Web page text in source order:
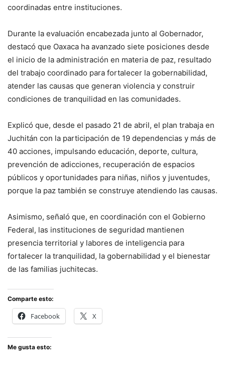
coordinadas entre instituciones.
Durante la evaluación encabezada junto al Gobernador,
destacó que Oaxaca ha avanzado siete posiciones desde
el inicio de la administración en materia de paz, resultado
del trabajo coordinado para fortalecer la gobernabilidad,
atender las causas que generan violencia y construir
condiciones de tranquilidad en las comunidades.
Explicó que, desde el pasado 21 de abril, el plan trabaja en
Juchitán con la participación de 19 dependencias y más de
40 acciones, impulsando educación, deporte, cultura,
prevención de adicciones, recuperación de espacios
públicos y oportunidades para niñas, niños y juventudes,
porque la paz también se construye atendiendo las causas.
Asimismo, señaló que, en coordinación con el Gobierno
Federal, las instituciones de seguridad mantienen
presencia territorial y labores de inteligencia para
fortalecer la tranquilidad, la gobernabilidad y el bienestar
de las familias juchitecas.
Comparte esto:
Facebook X
Me gusta esto: